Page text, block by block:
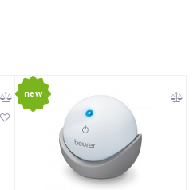
new